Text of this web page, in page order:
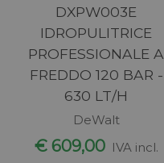
DXPW003E
IDROPULITRICE
PROFESSIONALE A
FREDDO 120 BAR -
630 LT/H
DeWalt
€ 609,00 IVA incl.